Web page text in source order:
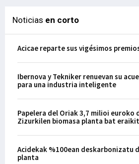
Noticias en corto
Acicae reparte sus vigésimos
Ibernova y Tekniker renuevan su
para una industria inteligente
Papelera del Oriak 3,7 milioi euroko
Zizurkilen biomasa planta bat
Acidekak %100ean deskarbonizatu
planta